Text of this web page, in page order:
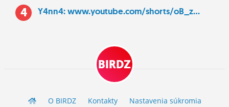
4 Y4nn4: www.youtube.com/shorts/oB_z...
BIRDZ
O BIRDZ Kontakty
Nastavenia súkromia